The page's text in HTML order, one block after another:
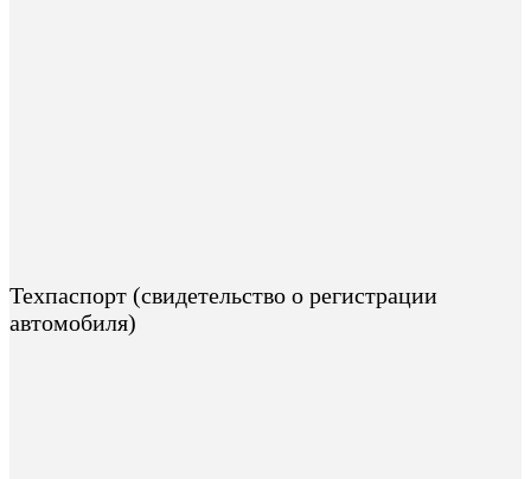
Техпаспорт (свидетельство о регистрации
автомобиля)